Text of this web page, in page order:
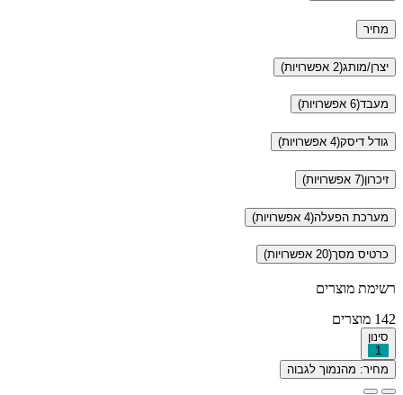
מחיר
יצרן/מותג(2 אפשרויות)
מעבד(6 אפשרויות)
גודל דיסק(4 אפשרויות)
זיכרון(7 אפשרויות)
מערכת הפעלה(4 אפשרויות)
כרטיס מסך(20 אפשרויות)
רשימת מוצרים
142 מוצרים
סינון
1
מחיר: מהנמוך לגבוה